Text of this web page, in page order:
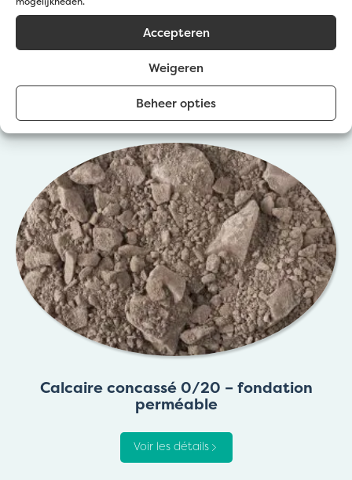
Accepteren
Weigeren
Beheer opties
Calcaire concassé 0/4 – Matériau de
nivellement perméable
Voir les détails
Calcaire concassé 0/20 – fondation
perméable
Voir les détails